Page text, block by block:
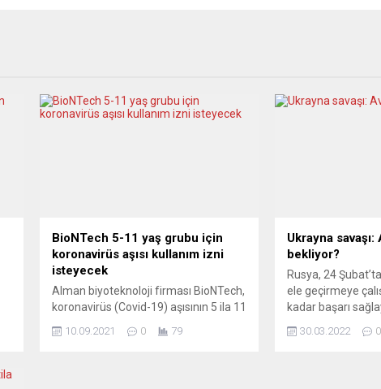
BioNTech 5-11 yaş grubu için
koronavirüs aşısı kullanım izni
isteyecek
Alman biyoteknoloji firması BioNTech,
koronavirüs (Covid-19) aşısının 5 ila 11
gelecek haftalarda yetkili makamlara
10.09.2021 0 79
Ukrayna savaşı:
bekliyor?
Rusya, 24
ele geçirmeye
kadar başarı
ve Ukrayna
30.03.2022 0